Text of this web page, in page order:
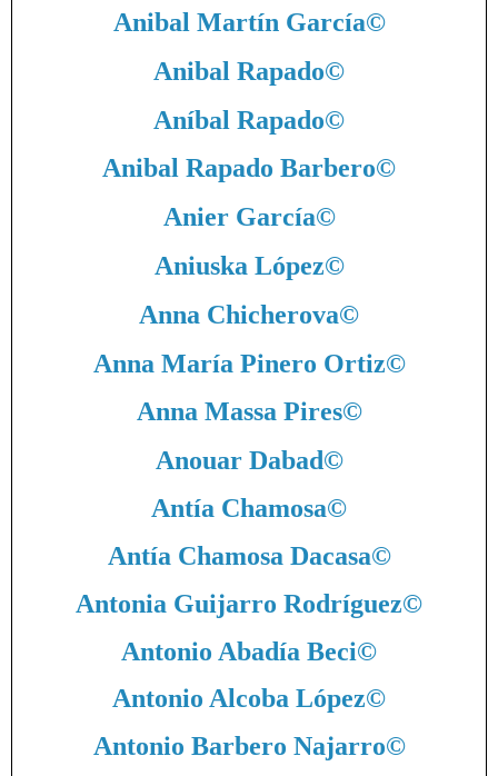
Anibal Martín García©
Anibal Rapado©
Aníbal Rapado©
Anibal Rapado Barbero©
Anier García©
Aniuska López©
Anna Chicherova©
Anna María Pinero Ortiz©
Anna Massa Pires©
Anouar Dabad©
Antía Chamosa©
Antía Chamosa Dacasa©
Antonia Guijarro Rodríguez©
Antonio Abadía Beci©
Antonio Alcoba López©
Antonio Barbero Najarro©